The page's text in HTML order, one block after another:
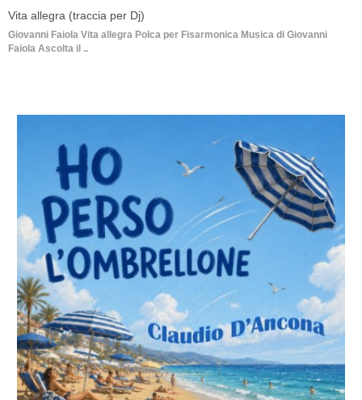
Vita allegra (traccia per Dj)
Giovanni Faiola Vita allegra Polca per Fisarmonica Musica di Giovanni
Faiola Ascolta il ..